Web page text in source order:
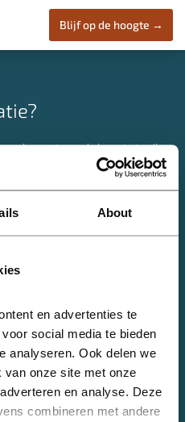
About
en advertenties te
social media te bieden
analyseren. Ook delen we
van onze site met onze
en analyse. Deze
combineren met andere
Blijf op de hoogte →
als eerste op de hoogte te zijn
Houweling
van Heijmans met circa 2.000
ORION opent
opHeijmans Nieuwbouw. Jouw
nieuwbouwwoning.
ORION